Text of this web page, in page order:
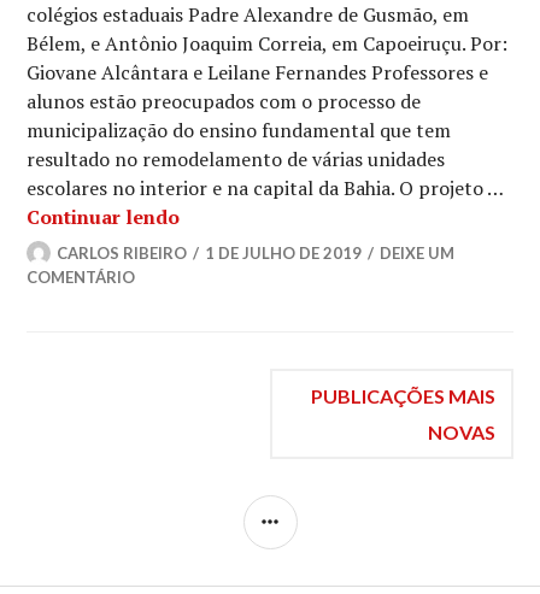
colégios estaduais Padre Alexandre de Gusmão, em
Bélem, e Antônio Joaquim Correia, em Capoeiruçu. Por:
Giovane Alcântara e Leilane Fernandes Professores e
alunos estão preocupados com o processo de
municipalização do ensino fundamental que tem
resultado no remodelamento de várias unidades
escolares no interior e na capital da Bahia. O projeto …
Continuar lendoMunicipalização do ensino
CARLOS RIBEIRO 1 DE JULHO DE 2019
DEIXE UM
COMENTÁRIO
PUBLICAÇÕES MAIS
NOVAS
LATERAL